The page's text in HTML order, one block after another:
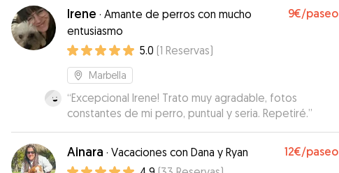
Irene · Amante de perros con mucho
entusiasmo
9€/paseo
5.0 (1 Reservas)
Marbella
“Excepcional Irene! Trato muy agradable, fotos
constantes de mi perro, puntual y seria. Repetiré.”
Ainara · Vacaciones con Dana y Ryan 12€/paseo